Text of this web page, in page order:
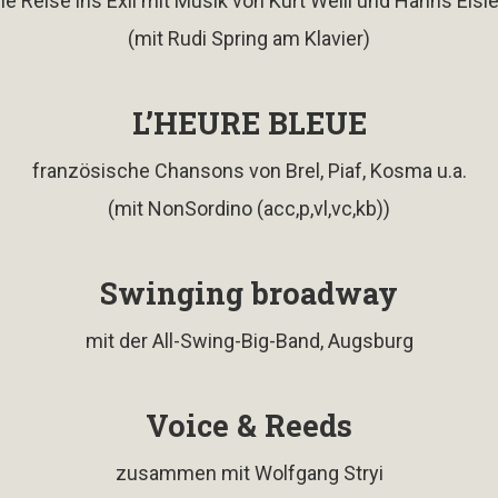
(mit Rudi Spring am Klavier)
L’HEURE BLEUE
französische Chansons von Brel, Piaf, Kosma u.a.
(mit NonSordino (acc,p,vl,vc,kb))
Swinging broadway
mit der All-Swing-Big-Band, Augsburg
Voice & Reeds
zusammen mit Wolfgang Stryi